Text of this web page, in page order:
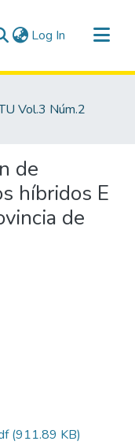
Log In (current)
Vol.3 Núm.2
de
híbridos E
de
(911.89 KB)